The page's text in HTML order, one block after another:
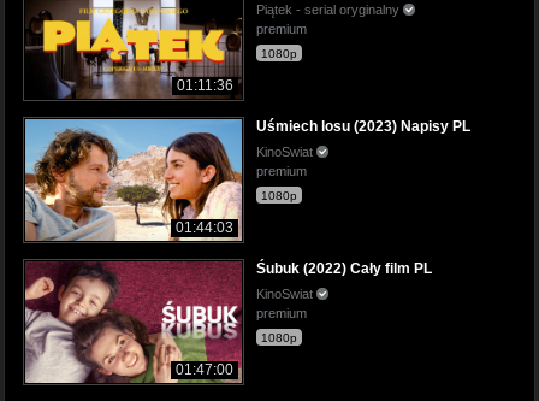
01:11:36
Piątek - serial oryginalny
premium
1080p
01:44:03
Uśmiech losu (2023) Napisy PL
KinoSwiat
premium
1080p
01:47:00
Śubuk (2022) Cały film PL
KinoSwiat
premium
1080p